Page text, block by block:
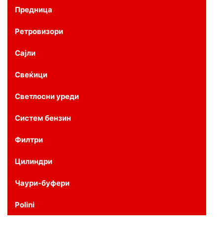
Предница
Ретровизори
Сајли
Свеќици
Светлосни уреди
Систем бензин
Филтри
Цилиндри
Чаури-буфери
Polini